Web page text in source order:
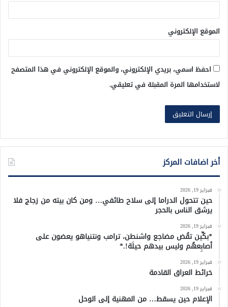
الموقع الإلكتروني
احفظ اسمي، بريدي الإلكتروني، والموقع الإلكتروني في هذا المتصفح
لاستخدامها المرة المقبلة في تعليقي.
أخر اضافات المركز
فبراير 19, 2026
حين تتحول الدراما إلى سلاح طائفي… ومن كان بيته من زجاج فلا
يرشق الناس بالحجر
فبراير 19, 2026
*بكِّين تقُض مضاجع واشنطن، ترامب ونتنياهو يعضون على
أصابِعهُم وليس بيدهم حيلَة!.*
فبراير 19, 2026
خرائط العراق القادمة
فبراير 19, 2026
الإعلام حين يسقط… من المهنية إلى الوحل